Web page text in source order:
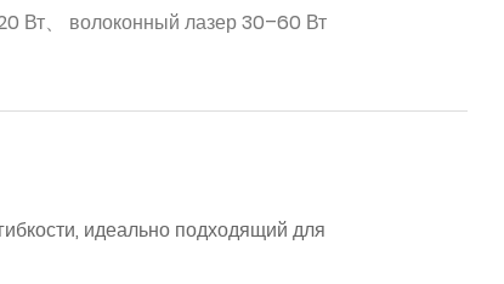
Вт、 волоконный лазер 30–60 Вт
идеально подходящий для